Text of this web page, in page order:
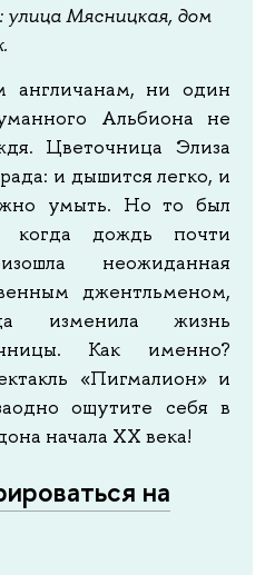
Мясницкая, дом
англичанам, ни один
Альбиона не
Цветочница Элиза
и дышится легко, и
умыть. Но то был
когда дождь почти
неожиданная
джентльменом,
изменила жизнь
Как именно?
«Пигмалион» и
ощутите себя в
начала XX века!
на